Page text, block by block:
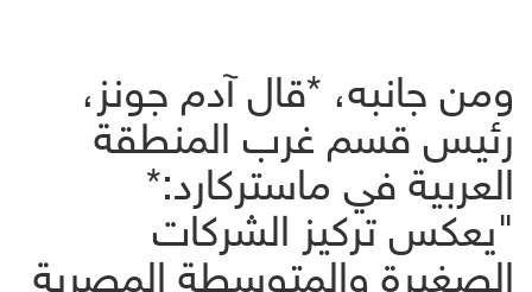
ومن جانبه، *قال آدم جونز،
رئيس قسم غرب المنطقة
العربية في ماستركارد:*
"يعكس تركيز الشركات
الصغيرة والمتوسطة المصرية